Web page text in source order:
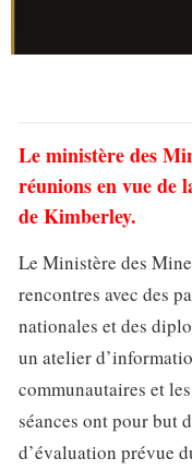
Le ministère des
réunions en vue de
de Kimberley.
Le Ministère des
rencontres avec des
nationales et des
un atelier
communautaires et
séances ont pour but
d’évaluation prévue